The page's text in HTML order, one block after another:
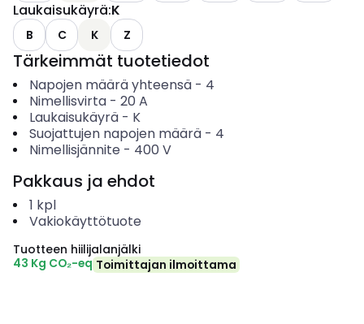
Laukaisukäyrä:K
B C K Z
Tärkeimmät tuotetiedot
Napojen määrä yhteensä- 4
Nimellisvirta- 20 A
Laukaisukäyrä- K
Suojattujen napojen määrä- 4
Nimellisjännite - 400 V
Pakkaus ja ehdot
1 kpl
Vakiokäyttötuote
Tuotteen hiilijalanjälki
43 Kg CO₂-eq Toimittajan ilmoittama